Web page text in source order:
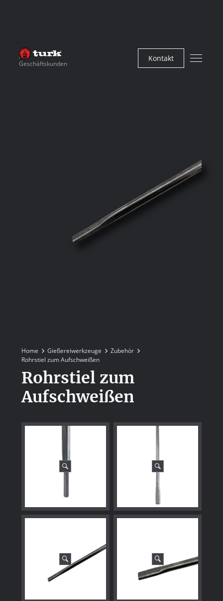
Geschäftskunden
Kontakt
Home Gießereiwerkzeuge
Zubehör
Rohrstiel zum Aufschweißen
Rohrstiel zum
Aufschweißen